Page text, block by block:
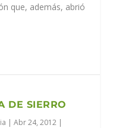
que, además, abrió
DE SIERRO
|Abr 24, 2012 |